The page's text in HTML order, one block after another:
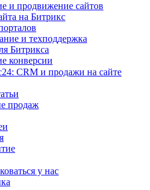
и продвижение сайтов
на Битрикс
и техподдержка
Битрикса
конверсии
CRM и продажи на сайте
продаж
у нас